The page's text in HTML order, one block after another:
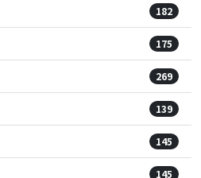
182
175
269
139
145
145